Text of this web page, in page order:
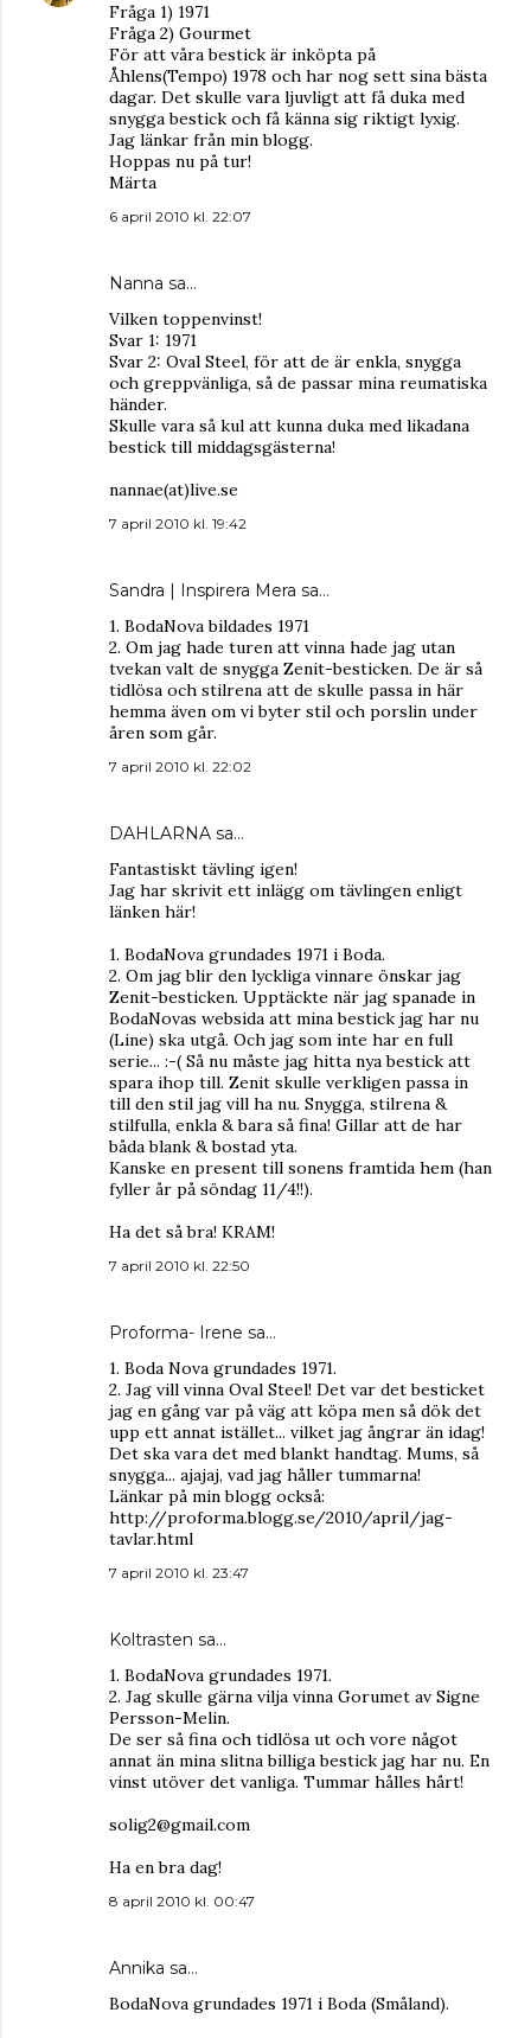
Fråga 1) 1971
Fråga 2) Gourmet
För att våra bestick är inköpta på
Åhlens(Tempo) 1978 och har nog sett sina bästa
dagar. Det skulle vara ljuvligt att få duka med
snygga bestick och få känna sig riktigt lyxig.
Jag länkar från min blogg.
Hoppas nu på tur!
Märta
6 april 2010 kl. 22:07
Nanna sa…
Vilken toppenvinst!
Svar 1: 1971
Svar 2: Oval Steel, för att de är enkla, snygga
och greppvänliga, så de passar mina reumatiska
händer.
Skulle vara så kul att kunna duka med likadana
bestick till middagsgästerna!
nannae(at)live.se
7 april 2010 kl. 19:42
Sandra | Inspirera Mera sa…
1. BodaNova bildades 1971
2. Om jag hade turen att vinna hade jag utan
tvekan valt de snygga Zenit-besticken. De är så
tidlösa och stilrena att de skulle passa in här
hemma även om vi byter stil och porslin under
åren som går.
7 april 2010 kl. 22:02
DAHLARNA sa…
Fantastiskt tävling igen!
Jag har skrivit ett inlägg om tävlingen enligt
länken här!
1. BodaNova grundades 1971 i Boda.
2. Om jag blir den lyckliga vinnare önskar jag
Zenit-besticken. Upptäckte när jag spanade in
BodaNovas websida att mina bestick jag har nu
(Line) ska utgå. Och jag som inte har en full
serie... :-( Så nu måste jag hitta nya bestick att
spara ihop till. Zenit skulle verkligen passa in
till den stil jag vill ha nu. Snygga, stilrena &
stilfulla, enkla & bara så fina! Gillar att de har
båda blank & bostad yta.
Kanske en present till sonens framtida hem (han
fyller år på söndag 11/4!!).
Ha det så bra! KRAM!
7 april 2010 kl. 22:50
Proforma- Irene sa…
1. Boda Nova grundades 1971.
2. Jag vill vinna Oval Steel! Det var det besticket
jag en gång var på väg att köpa men så dök det
upp ett annat istället... vilket jag ångrar än idag!
Det ska vara det med blankt handtag. Mums, så
snygga... ajajaj, vad jag håller tummarna!
Länkar på min blogg också:
http://proforma.blogg.se/2010/april/jag-
tavlar.html
7 april 2010 kl. 23:47
Koltrasten sa…
1. BodaNova grundades 1971.
2. Jag skulle gärna vilja vinna Gorumet av Signe
Persson-Melin.
De ser så fina och tidlösa ut och vore något
annat än mina slitna billiga bestick jag har nu. En
vinst utöver det vanliga. Tummar hålles hårt!
solig2@gmail.com
Ha en bra dag!
8 april 2010 kl. 00:47
Annika sa…
BodaNova grundades 1971 i Boda (Småland).